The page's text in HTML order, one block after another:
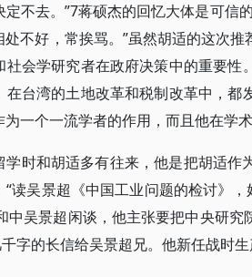
不去。”7蒋硕杰的回忆大体是可信
不好，常挨骂。”虽然胡适的这次
社会学研究者在政府决策中的重要
台湾的土地改革和税制改革中，都
一个一流学者的作用，而且他在学
时和胡适多有往来，他是把胡适作
读吴景超《中国工业问题的检讨》，
中吴景超闲谈，他主张要把中央研
字的长信给吴景超兄。他新任战时